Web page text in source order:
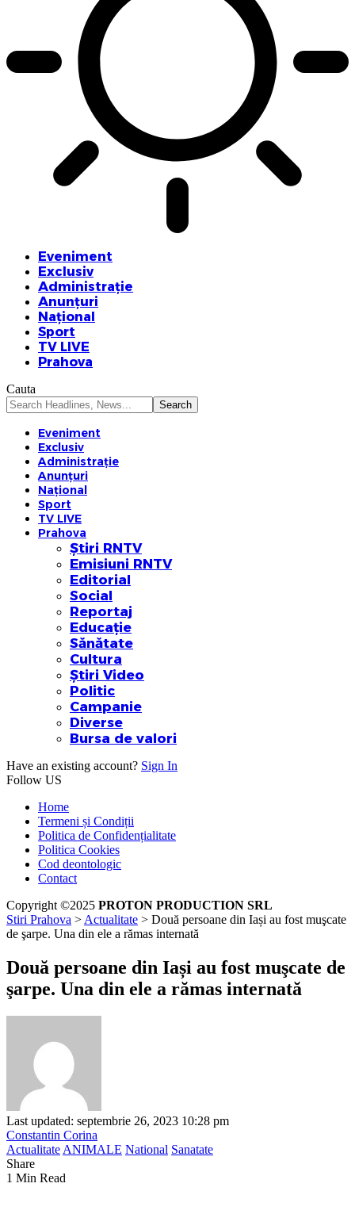
Eveniment
Exclusiv
Administrație
Anunțuri
Național
Sport
TV LIVE
Prahova
Cauta
Eveniment
Exclusiv
Administrație
Anunțuri
Național
Sport
TV LIVE
Prahova
Știri RNTV
Emisiuni RNTV
Editorial
Social
Reportaj
Educație
Sănătate
Cultura
Știri Video
Politic
Campanie
Diverse
Bursa de valori
Have an existing account? Sign In
Follow US
Home
Termeni și Condiții
Politica de Confidențialitate
Politica Cookies
Cod deontologic
Contact
Copyright ©2025 PROTON PRODUCTION SRL
Stiri Prahova > Actualitate > Două persoane din Iași au fost muşcate
de şarpe. Una din ele a rămas internată
Două persoane din Iași au fost muşcate de
şarpe. Una din ele a rămas internată
Last updated: septembrie 26, 2023 10:28 pm
Constantin Corina
Actualitate ANIMALE National Sanatate
Share
1 Min Read